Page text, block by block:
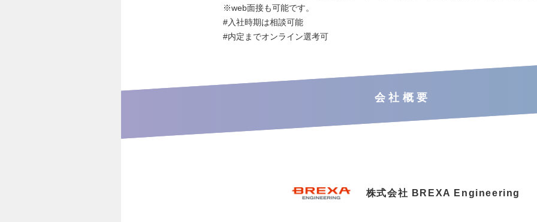
※web面接も可能です。
#入社時期は相談可能
#内定までオンライン選考可
会社概要
株式会社 BREXA Engineering